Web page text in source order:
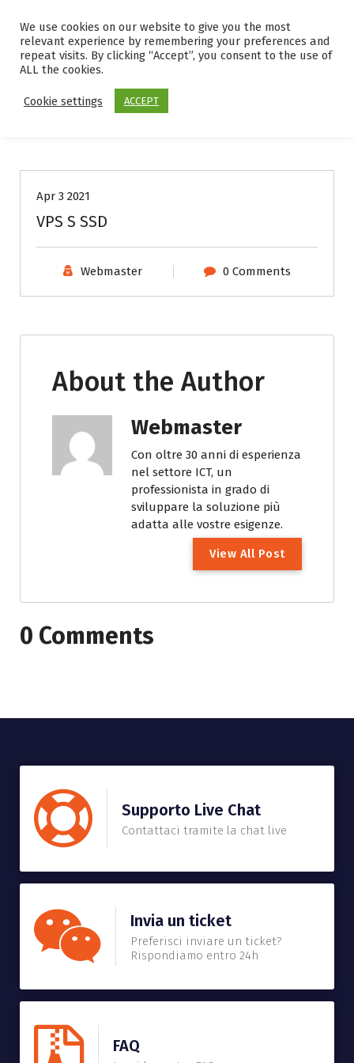
Apr 3 2021
VPS S SSD
Webmaster 0 Comments
About the Author
Webmaster
Con oltre 30 anni di esperienza
nel settore ICT, un
professionista in grado di
sviluppare la soluzione più
adatta alle vostre esigenze.
View All Post
0 Comments
Supporto Live Chat
Contattaci tramite la chat live
Invia un ticket
Preferisci inviare un ticket?
Rispondiamo entro 24h
FAQ
We use cookies on our website to give you the most
relevant experience by remembering your preferences and
repeat visits. By clicking “Accept”, you consent to the use of
ALL the cookies.
Cookie settings ACCEPT